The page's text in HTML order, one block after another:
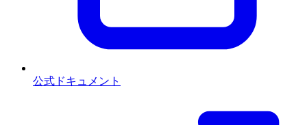
公式ドキュメント